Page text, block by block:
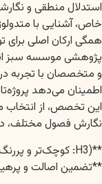
استدلال منطقی و
خاص، آشنایی با
همگی ارکان اصلی
پژوهشی موسسه سبز
و متخصصان با تجربه
اطمینان می‌دهد
این تخصص، از انتخاب
نگارش فصول مختلف،
**(H3: کوچک‌تر و پررنگ، فونت زیر سرفصل)**
**تضمین اصالت و